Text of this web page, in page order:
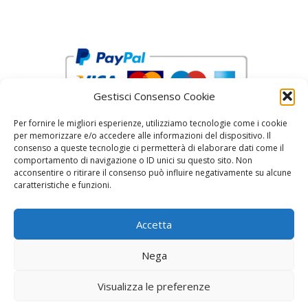
Gestisci Consenso Cookie
Per fornire le migliori esperienze, utilizziamo tecnologie come i cookie
per memorizzare e/o accedere alle informazioni del dispositivo. Il
consenso a queste tecnologie ci permetterà di elaborare dati come il
comportamento di navigazione o ID unici su questo sito. Non
acconsentire o ritirare il consenso può influire negativamente su alcune
caratteristiche e funzioni.
Accetta
Nega
Visualizza le preferenze
reCAPTCHA Google’s Privacy Policy and
© 2026 Fratelli Pinci by Fonderia Fattorini